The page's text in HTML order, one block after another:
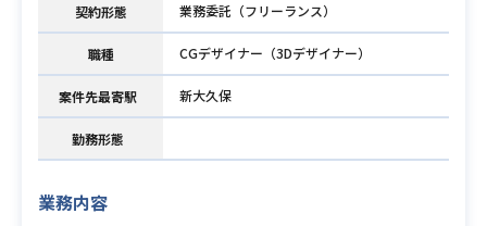
契約形態 業務委託（フリーランス）
職種 CGデザイナー（3Dデザイナー）
案件先最寄駅 新大久保
勤務形態
業務内容